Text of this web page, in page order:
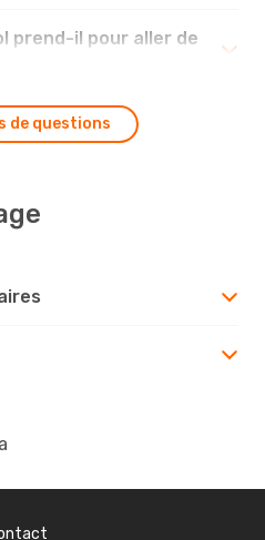
prend-il pour aller de
de questions